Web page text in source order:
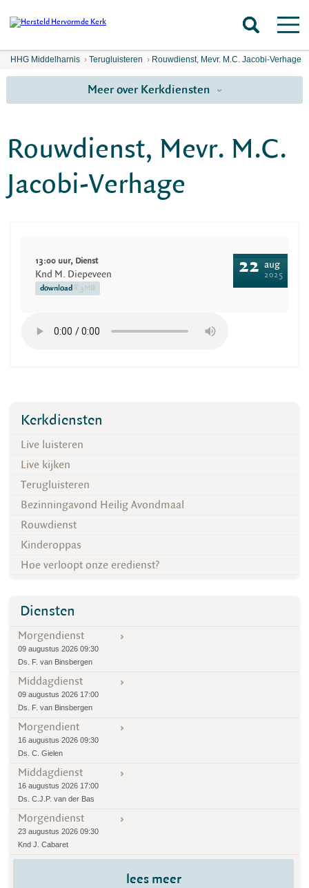
HHG Middelharnis › Terugluisteren › Rouwdienst, Mevr. M.C. Jacobi-Verhage
Meer over Kerkdiensten
Rouwdienst, Mevr. M.C.
Jacobi-Verhage
13:00 uur, Dienst
Knd M. Diepeveen
download 8.3MB
22 aug
2025
Kerkdiensten
Live luisteren
Live kijken
Terugluisteren
Bezinningavond Heilig Avondmaal
Rouwdienst
Kinderoppas
Hoe verloopt onze eredienst?
Diensten
Morgendienst
09 augustus 2026 09:30
Ds. F. van Binsbergen
Middagdienst
09 augustus 2026 17:00
Ds. F. van Binsbergen
Morgendient
16 augustus 2026 09:30
Ds. C. Gielen
Middagdienst
16 augustus 2026 17:00
Ds. C.J.P. van der Bas
Morgendienst
23 augustus 2026 09:30
Knd J. Cabaret
lees meer